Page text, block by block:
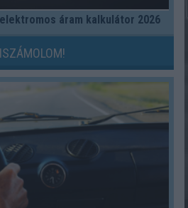
áram kalkulátor 2026